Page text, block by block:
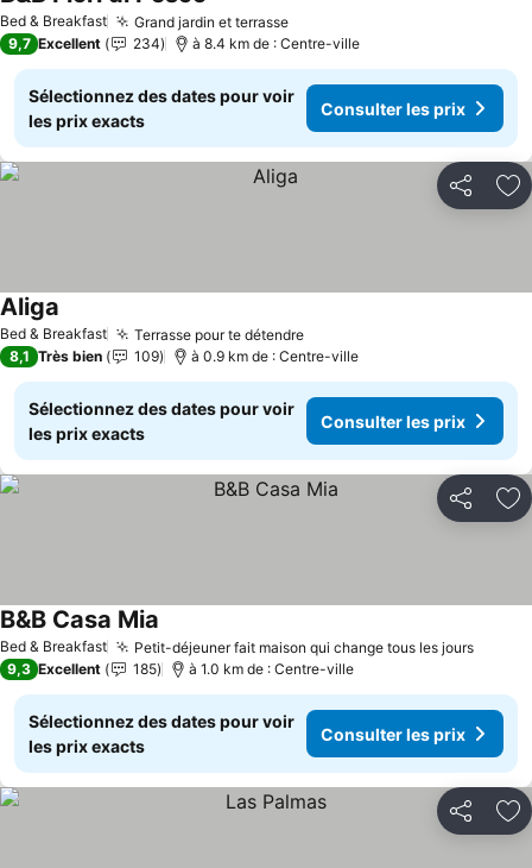
Bed & Breakfast Grand jardin et terrasse
9,7 Excellent 234 à 8.4 km de : Centre-ville
Sélectionnez des dates pour voir
les prix exacts
Consulter les prix
Partager
Bed & Breakfast Terrasse pour te détendre
Aliga
8,1 Très bien 109 à 0.9 km de : Centre-ville
Sélectionnez des dates pour voir
les prix exacts
Consulter les prix
Partager
Bed & Breakfast Petit-déjeuner fait maison qui change tous les jours
B&B Casa Mia
9,3 Excellent 185 à 1.0 km de : Centre-ville
Sélectionnez des dates pour voir
les prix exacts
Consulter les prix
Partager